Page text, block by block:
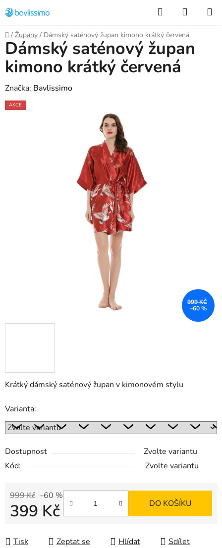
na
obsah
Hledat
KOŠÍK
Domů
/ Župany / Dámský saténový župan kimono krátký červená
Krátký dámský saténový župan v kimonovém stylu
Varianta:
Dostupnost
Zvolte variantu
Kód:
Zvolte variantu
999 Kč –60 %
399 Kč DO KOŠÍKU
Tisk Zeptat se Hlídat Sdílet
Dámský saténový župan
kimono krátký červená
Značka: Bavlissimo
AKCE
999 KČ
–60 %